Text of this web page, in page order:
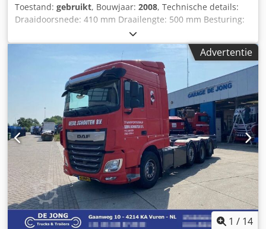
Toestand: gebruikt, Bouwjaar: 2008, Technische details:
Draaidoorsnede: 410 mm Draailengte: 500 mm Besturing:
Fanuc 21i TB Standaard draaidoorsnede: 275 mm X-as
verplaatsing: 277 mm Y-as verplaatsing: 82 (±41) mm Z-as
verplaatsing: 500 mm Spil 1 toerental: 4500 1/min Spil 1
vermogen: 18,5/18,5/15 kW Spil 1 max. stafdiameter: 65
mm Revolverposities / aangedreven posities: 12/12
Vermogen aangedreven gereedschap: 5,5 kW Toerental
aangedreven gereedschappen: 6000 1/min Totale
stroombehoefte: 39,2 kVA Dcedpjzd Un Ijfx Angsk
Machinegewicht ca.: 6,2 t Benodigde ruimte ca.: 3,1 x 2,0 x
2,2 m Spantangopname: Hainbuch Toebehoren:
Spaanafvoer Robotinterface High-performance precisie
draaimachine met Y-as en robotbelading voor
asonderdelen. Zeer nauwkeurige Stäubli robot voor
assenbelading. Uitermate geschikt voor de bewerking van
complexe draaionderdelen met excentrische
freesbewerkingen.
Advertentie
1 / 14